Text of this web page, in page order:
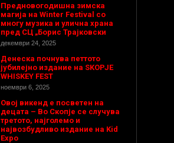
Предновогодишнa зимска
магија на Winter Festival со
многу музика и улична храна
пред СЦ „Борис Трајковски
декември 24, 2025
Денеска почнува петтото
јубилејно издание на SKOPJE
WHISKEY FEST
ноември 6, 2025
Овој викенд е посветен на
децата – Во Скопје се случува
третото, најголемо и
највозбудливо издание на Kid
Expo